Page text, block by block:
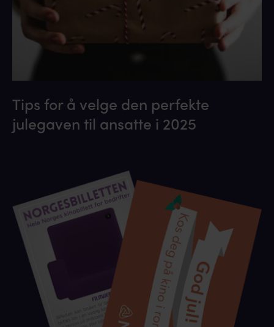
Tips for å velge den perfekte
julegaven til ansatte i 2025